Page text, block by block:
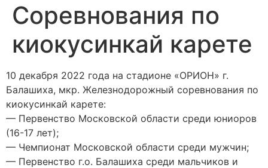
Cоревнования по
киокусинкай карете
10 декабря 2022 года на стадионе «ОРИОН» г.
Балашиха, мкр. Железнодорожный соревнования по
киокусинкай карете:
— Первенство Московской области среди юниоров
(16-17 лет);
— Чемпионат Московской области среди мужчин;
— Первенство г.о. Балашиха среди мальчиков и